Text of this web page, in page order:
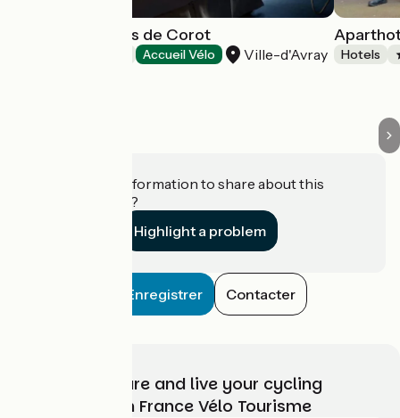
Hôtel Les Etangs de Corot
Accueil Vélo Ville-d'Avray Hotels
Do you have information to share about this
establishment?
Highlight a problem
Enregistrer Contacter
Choose, prepare and live your cycling
adventure with France Vélo Tourisme